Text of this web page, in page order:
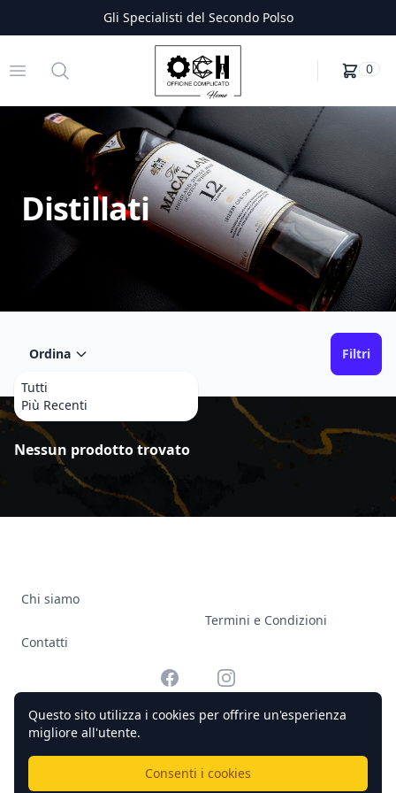
Gli Specialisti del Secondo Polso
Open menu
Search
Officine Complicato
0
Distillati
Ordina
Tutti
Più Recenti
Filtri
Prodotti
Nessun prodotto trovato
Questo sito utilizza i cookies per offrire un'esperienza
migliore all'utente.
Consenti i cookies
Chi siamo
Contatti
Termini e Condizioni
FacebookInstagram
© 2026 Officine Complicato Tutti i diritti riservati.